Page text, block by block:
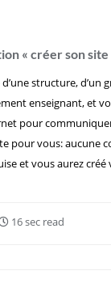
« créer son
structure, d’un
enseignant, et
pour
pour vous: aucune
et vous aurez
16 sec read